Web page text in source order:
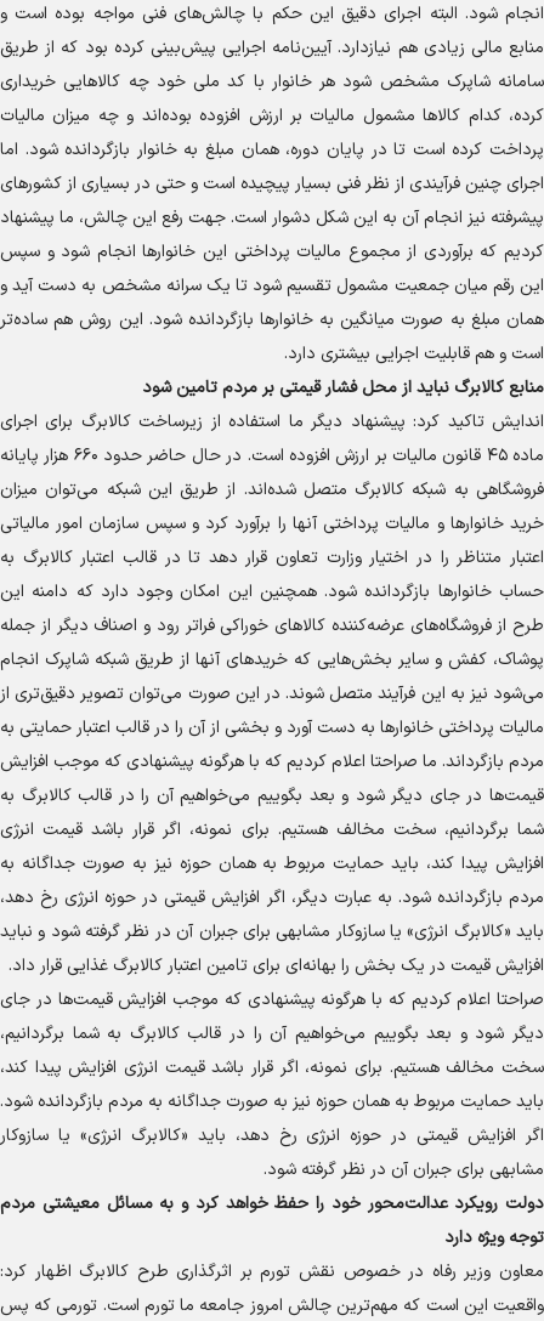
انجام شود. البته اجرای دقیق این حکم با چالش‌های فنی مواجه بوده است و
منابع مالی زیادی هم نیازدارد. آیین‌نامه اجرایی پیش‌بینی کرده بود که از طریق
سامانه شاپرک مشخص شود هر خانوار با کد ملی خود چه کالا‌هایی خریداری
کرده، کدام کالا‌ها مشمول مالیات بر ارزش افزوده بوده‌اند و چه میزان مالیات
پرداخت کرده است تا در پایان دوره، همان مبلغ به خانوار بازگردانده شود. اما
اجرای چنین فرآیندی از نظر فنی بسیار پیچیده است و حتی در بسیاری از کشور‌های
پیشرفته نیز انجام آن به این شکل دشوار است. جهت رفع این چالش، ما پیشنهاد
کردیم که برآوردی از مجموع مالیات پرداختی این خانوار‌ها انجام شود و سپس
این رقم میان جمعیت مشمول تقسیم شود تا یک سرانه مشخص به دست آید و
همان مبلغ به صورت میانگین به خانوار‌ها بازگردانده شود. این روش هم ساده‌تر
است و هم قابلیت اجرایی بیشتری دارد.
منابع کالابرگ نباید از محل فشار قیمتی بر مردم تامین شود
اندایش تاکید کرد: پیشنهاد دیگر ما استفاده از زیرساخت کالابرگ برای اجرای
ماده ۴۵ قانون مالیات بر ارزش افزوده است. در حال حاضر حدود ۶۶۰ هزار پایانه
فروشگاهی به شبکه کالابرگ متصل شده‌اند. از طریق این شبکه می‌توان میزان
خرید خانوار‌ها و مالیات پرداختی آنها را برآورد کرد و سپس سازمان امور مالیاتی
اعتبار متناظر را در اختیار وزارت تعاون قرار دهد تا در قالب اعتبار کالابرگ به
حساب خانوار‌ها بازگردانده شود. همچنین این امکان وجود دارد که دامنه این
طرح از فروشگاه‌های عرضه‌کننده کالا‌های خوراکی فراتر رود و اصناف دیگر از جمله
پوشاک، کفش و سایر بخش‌هایی که خرید‌های آنها از طریق شبکه شاپرک انجام
می‌شود نیز به این فرآیند متصل شوند. در این صورت می‌توان تصویر دقیق‌تری از
مالیات پرداختی خانوار‌ها به دست آورد و بخشی از آن را در قالب اعتبار حمایتی به
مردم بازگرداند. ما صراحتا اعلام کردیم که با هرگونه پیشنهادی که موجب افزایش
قیمت‌ها در جای دیگر شود و بعد بگوییم می‌خواهیم آن را در قالب کالابرگ به
شما برگردانیم، سخت مخالف هستیم. برای نمونه، اگر قرار باشد قیمت انرژی
افزایش پیدا کند، باید حمایت مربوط به همان حوزه نیز به صورت جداگانه به
مردم بازگردانده شود. به عبارت دیگر، اگر افزایش قیمتی در حوزه انرژی رخ دهد،
باید «کالابرگ انرژی» یا سازوکار مشابهی برای جبران آن در نظر گرفته شود و نباید
افزایش قیمت در یک بخش را بهانه‌ای برای تامین اعتبار کالابرگ غذایی قرار داد.
صراحتا اعلام کردیم که با هرگونه پیشنهادی که موجب افزایش قیمت‌ها در جای
دیگر شود و بعد بگوییم می‌خواهیم آن را در قالب کالابرگ به شما برگردانیم،
سخت مخالف هستیم. برای نمونه، اگر قرار باشد قیمت انرژی افزایش پیدا کند،
باید حمایت مربوط به همان حوزه نیز به صورت جداگانه به مردم بازگردانده شود.
اگر افزایش قیمتی در حوزه انرژی رخ دهد، باید «کالابرگ انرژی» یا سازوکار
مشابهی برای جبران آن در نظر گرفته شود.
دولت رویکرد عدالت‌محور خود را حفظ خواهد کرد و به مسائل معیشتی مردم
توجه ویژه دارد
معاون وزیر رفاه در خصوص نقش تورم بر اثرگذاری طرح کالابرگ اظهار کرد:
واقعیت این است که مهم‌ترین چالش امروز جامعه ما تورم است. تورمی که پس